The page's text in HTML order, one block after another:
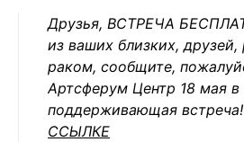
Друзья, ВСТРЕЧА
из ваших близких,
раком, сообщите,
Артсферум Центр 18 мая в
поддерживающая
ССЫЛКЕ